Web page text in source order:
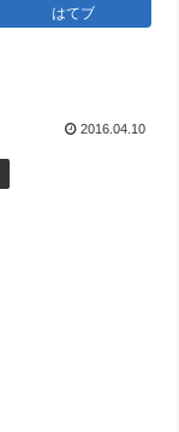
はてブ
2016.04.10